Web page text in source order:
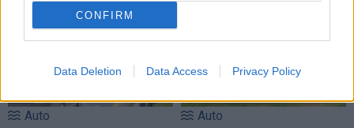
CONFIRM
Data Deletion Data Access Privacy Policy
Auto Auto